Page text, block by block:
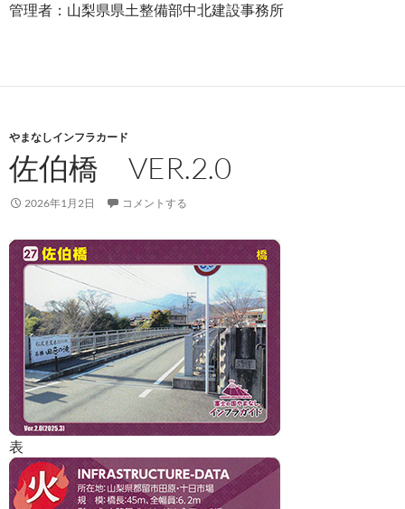
管理者：山梨県県土整備部中北建設事務所
やまなしインフラカード
佐伯橋 VER.2.0
2026年1月2日 コメントする
表